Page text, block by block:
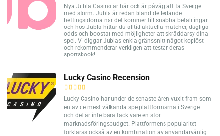
Nya Jubla Casino är här och är påväg att ta Sverige
med storm. Jubla är redan bland de ledande
bettingsidorna när det kommer till snabba betalningar
och hos Jubla hittar du alltid aktuella matcher, dagliga
odds och boostar med möjligheter att skräddarsy dina
spel. Vi diggar Jublas enkla gränssnitt något kopiöst
och rekommenderar verkligen att testar deras
sportsbook!
Lucky Casino Recension
Lucky Casino har under de senaste åren vuxit fram som
en av de mest välkända spelplattformarna i Sverige –
och det är inte bara tack vare en stor
marknadsföringsbudget. Plattformens popularitet
förklaras också av en kombination av användarvänlig